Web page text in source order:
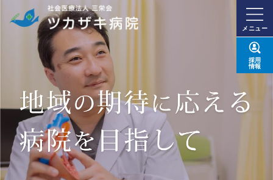
メニュー
採用
情報